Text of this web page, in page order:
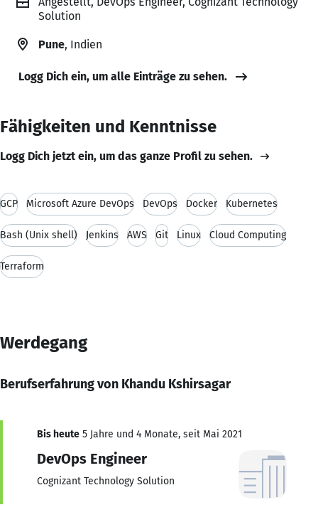
Solution
Pune, Indien
Logg Dich ein, um alle Einträge zu sehen.
Fähigkeiten und Kenntnisse
Logg Dich jetzt ein, um das ganze Profil zu sehen.
GCP Microsoft Azure DevOps DevOps Docker Kubernetes
Bash (Unix shell) Jenkins AWS Git Linux Cloud Computing
Terraform
Werdegang
Berufserfahrung von Khandu Kshirsagar
Bis heute 5 Jahre und 4 Monate, seit Mai 2021
DevOps Engineer
Cognizant Technology Solution